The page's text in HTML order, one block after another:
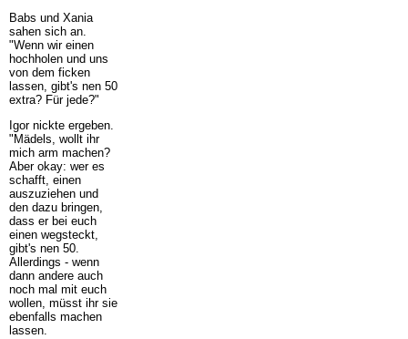
Babs und Xania
sahen sich an.
"Wenn wir einen
hochholen und uns
von dem ficken
lassen, gibt's nen 50
extra? Für jede?"
Igor nickte ergeben.
"Mädels, wollt ihr
mich arm machen?
Aber okay: wer es
schafft, einen
auszuziehen und
den dazu bringen,
dass er bei euch
einen wegsteckt,
gibt's nen 50.
Allerdings - wenn
dann andere auch
noch mal mit euch
wollen, müsst ihr sie
ebenfalls machen
lassen.